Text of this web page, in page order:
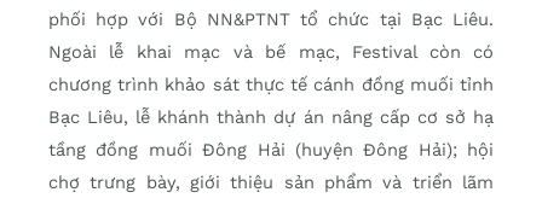
phối hợp với Bộ NN&PTNT tổ chức tại Bạc Liêu.
Ngoài lễ khai mạc và bế mạc, Festival còn có
chương trình khảo sát thực tế cánh đồng muối tỉnh
Bạc Liêu, lễ khánh thành dự án nâng cấp cơ sở hạ
tầng đồng muối Đông Hải (huyện Đông Hải); hội
chợ trưng bày, giới thiệu sản phẩm và triển lãm